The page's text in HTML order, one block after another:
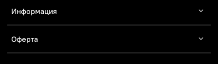
Информация
Оферта